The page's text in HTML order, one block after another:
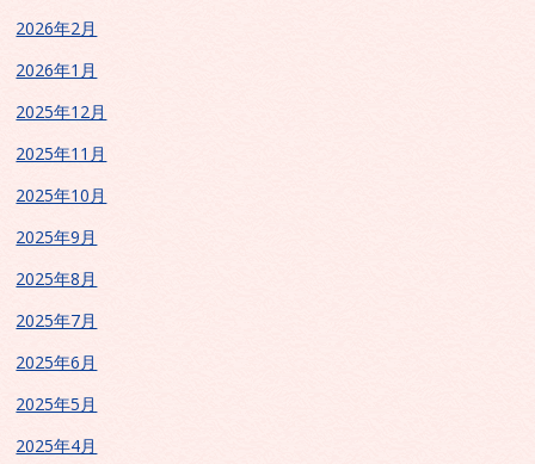
2026年2月
2026年1月
2025年12月
2025年11月
2025年10月
2025年9月
2025年8月
2025年7月
2025年6月
2025年5月
2025年4月